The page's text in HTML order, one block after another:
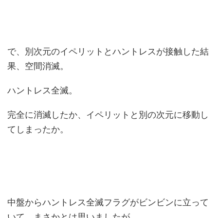
で、別次元のイペリットとハントレスが接触した結
果、空間消滅。
ハントレス全滅。
完全に消滅したか、イペリットと別の次元に移動し
てしまったか。
中盤からハントレス全滅フラグがビンビンに立って